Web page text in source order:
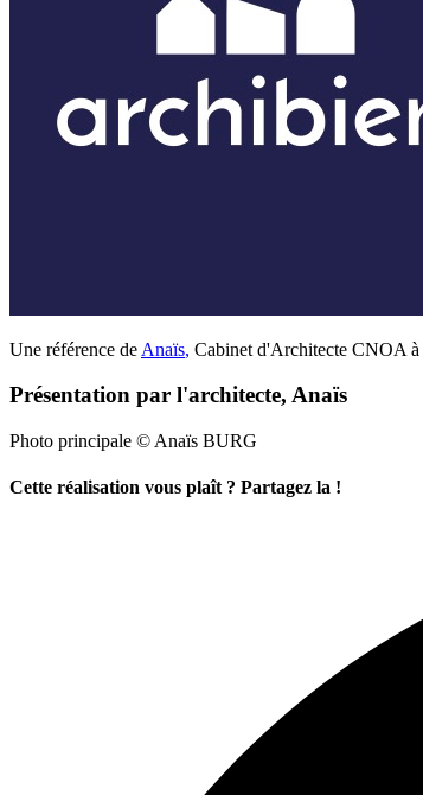
Une référence de Anaïs, Cabinet d'Architecte CNOA à
Présentation par l'architecte, Anaïs
Photo principale © Anaïs BURG
Cette réalisation vous plaît ? Partagez la !